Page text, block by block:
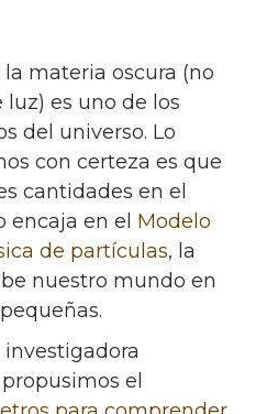
materia oscura (no
es uno de los
del universo. Lo
con certeza es que
cantidades en el
encaja en el Modelo
de partículas, la
nuestro mundo en
propusimos el